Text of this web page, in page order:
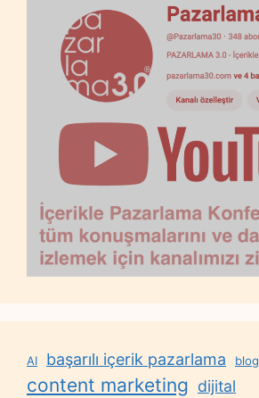
AI başarılı içerik pazarlama blog
content marketing dijital